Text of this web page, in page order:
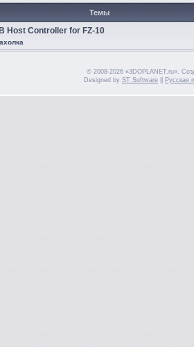
Темы
Host Controller for FZ-10
© 2008-2026 «3DOPLANET.ru».
Designed by ST Software Русская